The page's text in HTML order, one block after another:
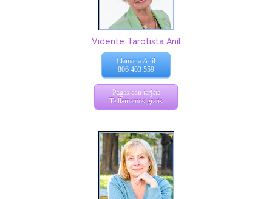
Vidente Tarotista Anil
Llamar a Anil
806 403 559
Pagas con tarjeta
Te llamamos gratis